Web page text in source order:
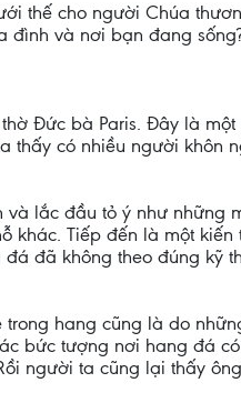
thế cho người Chúa
đình và nơi bạn đang
Đức bà Paris. Đây là
có nhiều người khôn
lắc đầu tỏ ý như những
Tiếp đến là một kiến
đã không theo đúng kỹ
hang cũng là do
bức tượng nơi hang đá
người ta cũng lại thấy